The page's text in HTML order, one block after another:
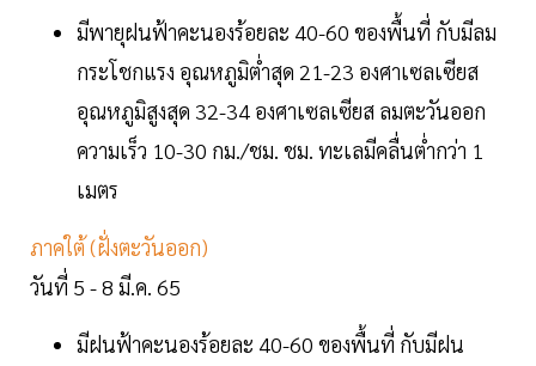
มีพายุฝนฟ้าคะนองร้อยละ 40-60 ของพื้นที่ กับมีลม
กระโชกแรง อุณหภูมิต่ำสุด 21-23 องศาเซลเซียส
อุณหภูมิสูงสุด 32-34 องศาเซลเซียส ลมตะวันออก
ความเร็ว 10-30 กม./ชม. ชม. ทะเลมีคลื่นต่ำกว่า 1
เมตร
ภาคใต้ (ฝั่งตะวันออก)
วันที่ 5 - 8 มี.ค. 65
มีฝนฟ้าคะนองร้อยละ 40-60 ของพื้นที่ กับมีฝน